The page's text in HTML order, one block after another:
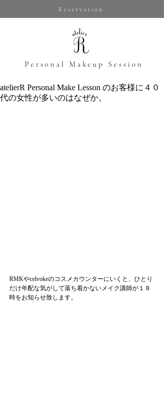
Reservation
​Personal Makeup Session
atelierR Personal Make Lesson のお客様に４０
代の女性が多いのはなぜか。
RMKやcelvokeのコスメカウンターにいくと、ひとり
だけ年配な気がして落ち着かないメイク講師が１８
時をお知らせ致します。